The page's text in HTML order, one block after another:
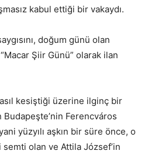
kabul ettiği bir vakaydı.
doğum günü olan
Şiir Günü” olarak ilan
kesiştiği üzerine ilginç bir
Budapeşte’nin Ferencváros
yüzyılı aşkın bir süre önce, o
olan ve Attila József’in